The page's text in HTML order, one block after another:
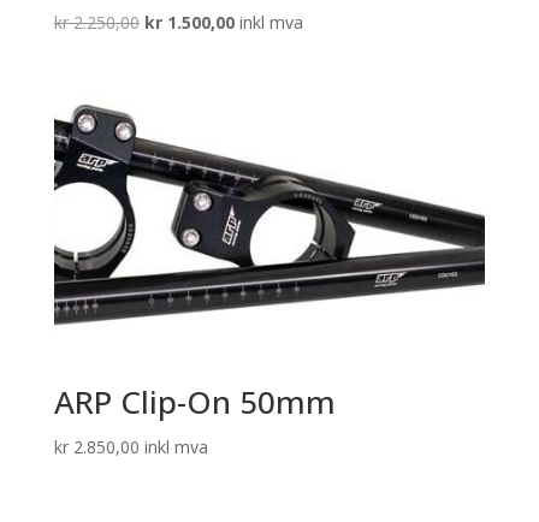
kr2.250,00 Opprinnelig
kr1.500,00Nåværende
inkl mva
ARP Clip-On 50mm
kr2.850,00 inkl mva